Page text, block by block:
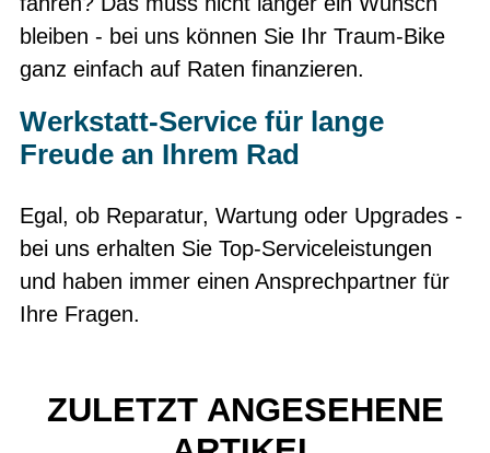
bleiben - bei uns können Sie Ihr Traum-Bike
ganz einfach auf Raten finanzieren.
Werkstatt-Service für lange
Freude an Ihrem Rad
Egal, ob Reparatur, Wartung oder Upgrades -
bei uns erhalten Sie Top-Serviceleistungen
und haben immer einen Ansprechpartner für
Ihre Fragen.
ZULETZT ANGESEHENE